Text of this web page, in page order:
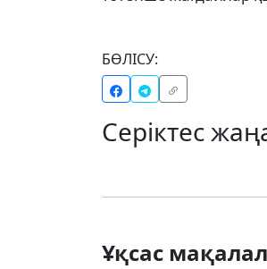
БӨЛІСУ:
Серіктес
Ұқсас